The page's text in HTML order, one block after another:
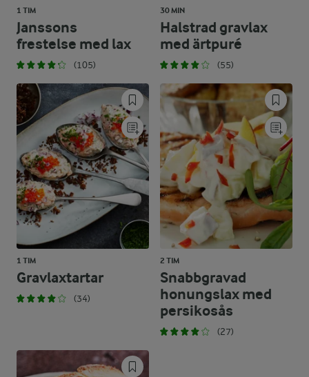
1 TIM
Janssons
frestelse med lax
(105)
30 MIN
Halstrad gravlax
med ärtpuré
(55)
1 TIM
Gravlaxtartar
(34)
2 TIM
Snabbgravad
honungslax med
persikosås
(27)